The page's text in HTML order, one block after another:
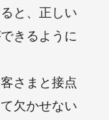
と、正しい
きるように
さまと接点
欠かせない